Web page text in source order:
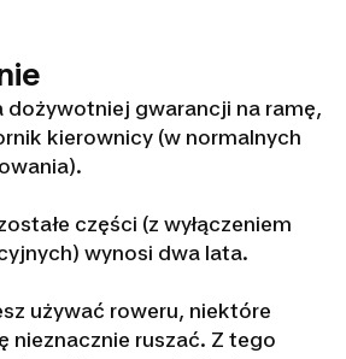
dożywotniej gwarancji na ramę,
kierownicy (w normalnych
części (z wyłączeniem
wynosi dwa lata.
używać roweru, niektóre
nieznacznie ruszać. Z tego